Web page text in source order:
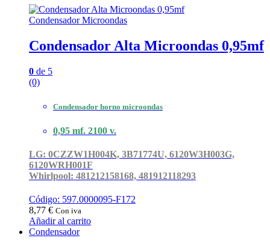
Condensador Microondas
Condensador Alta Microondas 0,95mf
0 de 5
(0)
Condensador horno microondas
0,95 mf. 2100 v.
LG: 0CZZW1H004K, 3B71774U, 6120W3H003G,
6120WRH001F
Whirlpool: 481212158168, 481912118293
Código: 597.0000095-F172
8,77 € Con iva
Añadir al carrito
Condensador